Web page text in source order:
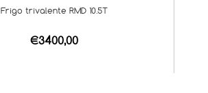
Frigo trivalente RMD 10.5T
€3400,00